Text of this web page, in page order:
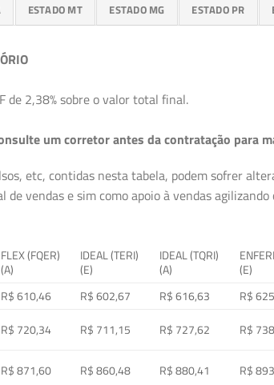
ESTADO MT ESTADO MG ESTADO PR
de 2,38% sobre o valor total final.
um corretor antes da contratação para
etc, contidas nesta tabela, podem sofrer
vendas e sim como apoio à vendas
FLEX (FQER)
(A)
IDEAL (TERI)
(E)
IDEAL (TQRI)
(A)
(E)
R$ 610,46 R$ 602,67 R$ 616,63 R$
R$ 720,34 R$ 711,15 R$ 727,62 R$
R$ 871,60 R$ 860,48 R$ 880,41 R$